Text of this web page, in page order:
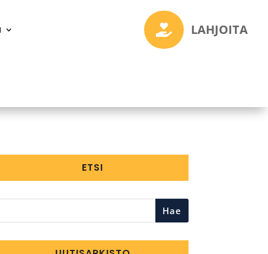
 LAHJOITA
ETSI
Hae